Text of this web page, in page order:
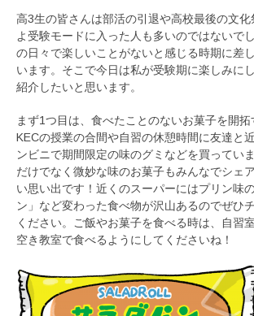
高3生の皆さんは部活の引退や高校最後の文
よ受験モードに入った人も多いのではないで
の日々で楽しいことがないと感じる時期に差
います。そこで今日は私が受験期に楽しみに
紹介したいと思います。
まず1つ目は、食べたことのないお菓子を開拓
KECの授業の合間や自習の休憩時間に友達と
ンビニで期間限定の味のグミなどを買ってい
だけでなく微妙な味のお菓子もみんなでシェ
い思い出です！近くのスーパーにはプリン味
ン」など変わった食べ物が沢山あるのでぜひ
ください。ご飯やお菓子を食べる時は、自習
空き教室で食べるようにしてくださいね！